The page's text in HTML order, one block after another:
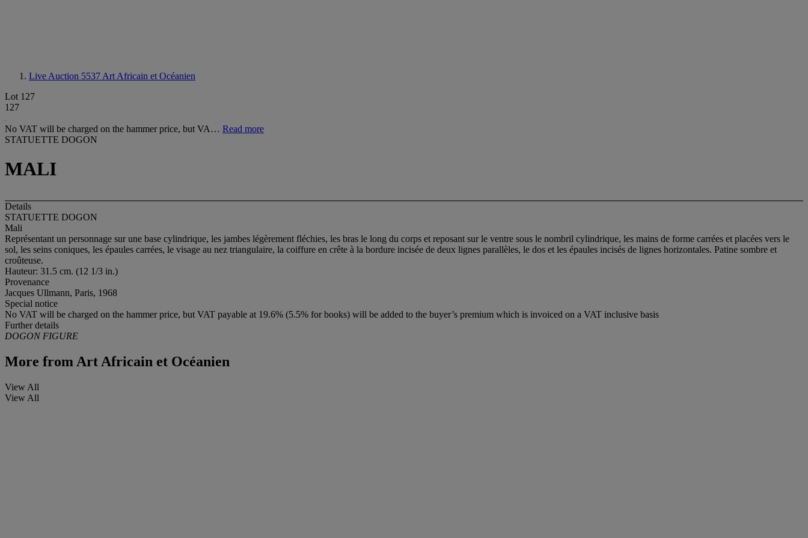
Live Auction 5537 Art Africain et Océanien
Lot 127
127
No VAT will be charged on the hammer price, but VA… Read more
STATUETTE DOGON
MALI
Details
STATUETTE DOGON
Mali
Représentant un personnage sur une base cylindrique, les jambes légèrement fléchies, les bras le long du corps et reposant sur le ventre sous le nombril cylindrique, les mains de forme carrées et placées vers le
sol, les seins coniques, les épaules carrées, le visage au nez triangulaire, la coiffure en crête à la bordure incisée de deux lignes parallèles, le dos et les épaules incisés de lignes horizontales. Patine sombre et
croûteuse.
Hauteur: 31.5 cm. (12 1/3 in.)
Provenance
Jacques Ullmann, Paris, 1968
Special notice
No VAT will be charged on the hammer price, but VAT payable at 19.6% (5.5% for books) will be added to the buyer’s premium which is invoiced on a VAT inclusive basis
Further details
DOGON FIGURE
More from Art Africain et Océanien
View All
View All